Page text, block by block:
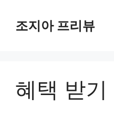
조지아 프리뷰
혜택 받기